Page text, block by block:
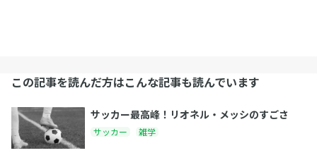
この記事を読んだ方はこんな記事も読んでいます
サッカー最高峰！リオネル・メッシのすごさ
サッカー 雑学